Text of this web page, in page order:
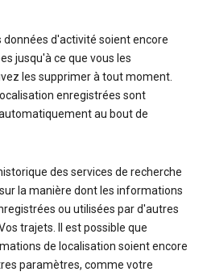
données d'activité soient encore
jusqu'à ce que vous les
les supprimer à tout moment.
enregistrées sont
au bout de
des services de recherche
la manière dont les informations
ou utilisées par d'autres
trajets. Il est possible que
de localisation soient encore
paramètres, comme votre